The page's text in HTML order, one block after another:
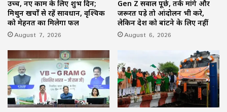
उच्च, नए काम के लिए शुभ दिन;
मिथुन खर्चों से रहें सावधान, वृश्चिक
को मेहनत का मिलेगा फल
August 7, 2026
Gen Z सवाल पूछे, तर्क मांगे और
जरूरत पड़े तो आंदोलन भी करे,
लेकिन देश को बांटने के लिए नहीं
August 6, 2026